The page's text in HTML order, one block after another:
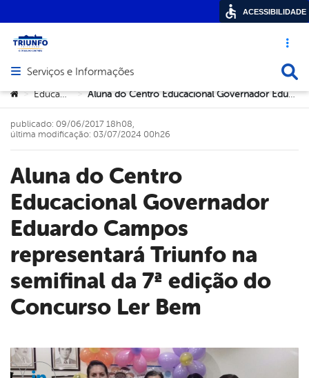
Acesso
Abrir menu principal de navegação
Serviços e Informações
Você está aqui:
> Educação > Aluna do Centro Educacional Governador Eduardo Campos representará Triunfo na semifinal da 7ª edição do Concurso Ler Bem
Aluna do Centro
Educacional Governador
Eduardo Campos
representará Triunfo na
semifinal da 7ª edição do
Concurso Ler Bem
publicado: 09/06/2017 18h08,
última modificação: 03/07/2024 00h26
ACESSIBILIDADE